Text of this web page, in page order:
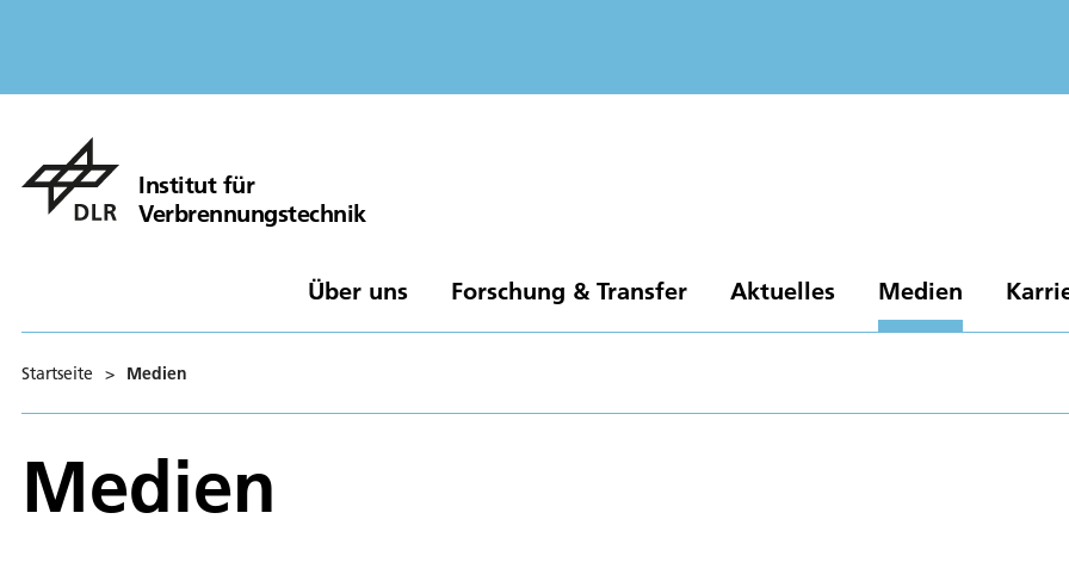
Institut für
Verbrennungstechnik
Über uns Forschung & Transfer Aktuelles Medien
Startseite > Medien
Medien